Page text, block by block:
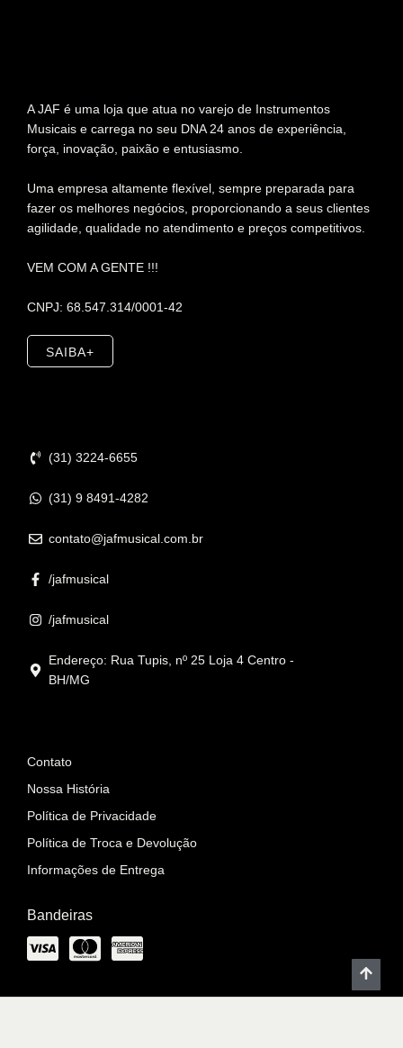
A JAF é uma loja que atua no varejo de Instrumentos
Musicais e carrega no seu DNA 24 anos de experiência,
força, inovação, paixão e entusiasmo.
Uma empresa altamente flexível, sempre preparada para
fazer os melhores negócios, proporcionando a seus clientes
agilidade, qualidade no atendimento e preços competitivos.
VEM COM A GENTE !!!
CNPJ: 68.547.314/0001-42
SAIBA+
(31) 3224-6655
(31) 9 8491-4282
contato@jafmusical.com.br
/jafmusical
/jafmusical
Endereço: Rua Tupis, nº 25 Loja 4 Centro -
BH/MG
Contato
Nossa História
Política de Privacidade
Política de Troca e Devolução
Informações de Entrega
Bandeiras